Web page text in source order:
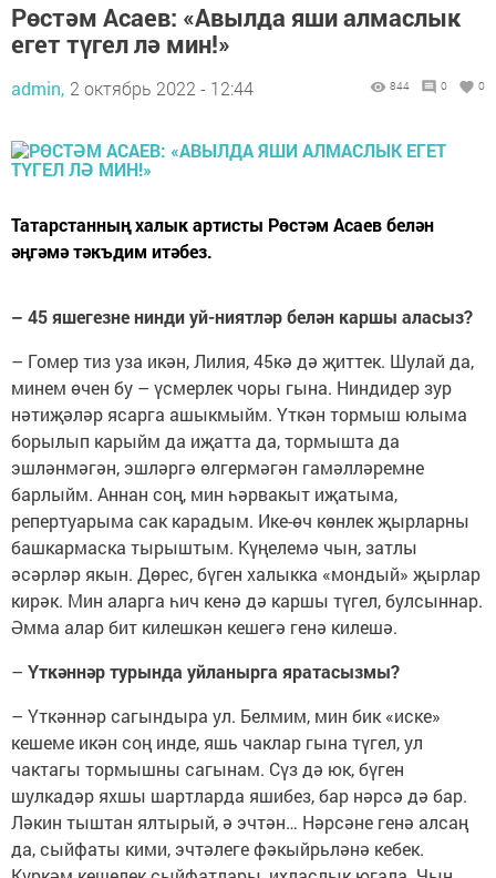
Рөстәм Асаев: «Авылда яши алмаслык
егет түгел лә мин!»
admin, 2 октябрь 2022 - 12:44 844 0 0
Татарстанның халык артисты Рөстәм Асаев белән
әңгәмә тәкъдим итәбез.
– 45 яшегезне нинди уй-ниятләр белән каршы аласыз?
– Гомер тиз уза икән, Лилия, 45кә дә җиттек. Шулай да,
минем өчен бу – үсмерлек чоры гына. Ниндидер зур
нәтиҗәләр ясарга ашыкмыйм. Үткән тормыш юлыма
борылып карыйм да иҗатта да, тормышта да
эшләнмәгән, эшләргә өлгермәгән гамәлләремне
барлыйм. Аннан соң, мин һәрвакыт иҗатыма,
репертуарыма сак карадым. Ике-өч көнлек җырларны
башкармаска тырыштым. Күңелемә чын, затлы
әсәрләр якын. Дөрес, бүген халыкка «мондый» җырлар
кирәк. Мин аларга һич кенә дә каршы түгел, булсыннар.
Әмма алар бит килешкән кешегә генә килешә.
– Үткәннәр турында уйланырга яратасызмы?
– Үткәннәр сагындыра ул. Белмим, мин бик «иске»
кешеме икән соң инде, яшь чаклар гына түгел, ул
чактагы тормышны сагынам. Сүз дә юк, бүген
шулкадәр яхшы шартларда яшибез, бар нәрсә дә бар.
Ләкин тыштан ялтырый, ә эчтән… Нәрсәне генә алсаң
да, сыйфаты кими, эчтәлеге фәкыйрьләнә кебек.